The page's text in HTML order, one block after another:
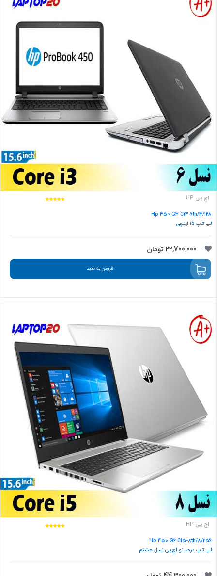
اچ پی HP
Hp 450 G3 Ci3-6th/4/128
لپ تاپ 15 اینچی
22,700,000 تومان
افزودن به سبد
اچ پی HP
Hp 450 G6 Ci5-8th/8/256
لپ تاپ درحد نو اچ پی نسل هشتم